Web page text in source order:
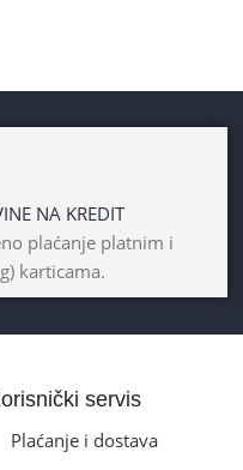
NA KREDIT
plaćanje platnim i
karticama.
servis
Plaćanje i dostava